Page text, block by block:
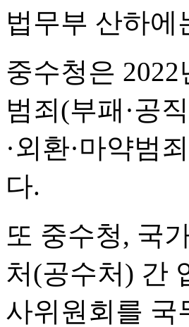
법무부 산하에
중수청은
범죄(부패·공
·외환·마약범
다.
또 중수청, 국
처(공수처) 간
사위원회를 국